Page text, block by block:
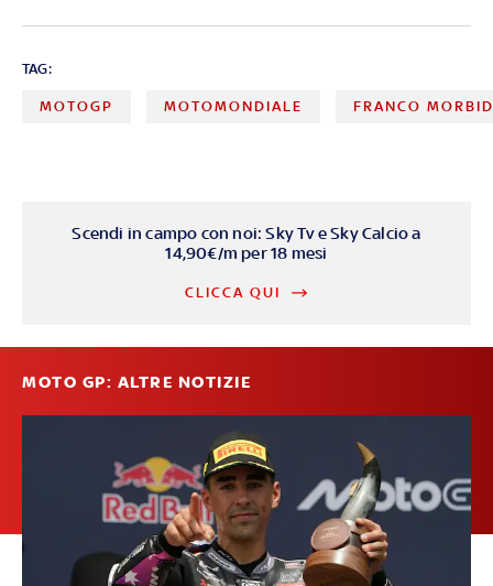
TAG:
MOTOGP MOTOMONDIALE FRANCO
Scendi in campo con noi: Sky Tv e Sky Calcio a
14,90€/m per 18 mesi
CLICCA QUI
MOTO GP: ALTRE NOTIZIE